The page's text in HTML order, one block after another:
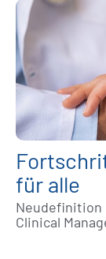
für alle
Neudefinition
Clinical